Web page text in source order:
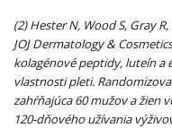
(2) Hester N, Wood S, Gray
JOJ Dermatology &
kolagénové peptidy, luteín a
vlastnosti pleti.
zahŕňajúca 60 mužov a žien
120-dňového užívania